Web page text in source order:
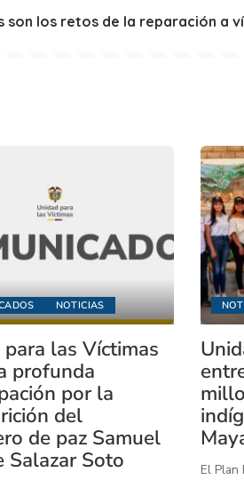
son los retos de la reparación a
NOTICIAS
las Víctimas
profunda
por la
del
de paz Samuel
Salazar Soto
El Plan